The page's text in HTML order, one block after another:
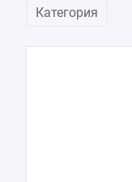
Категория